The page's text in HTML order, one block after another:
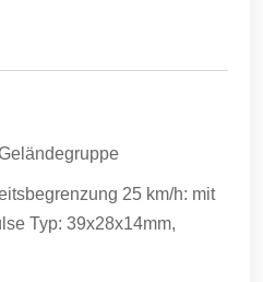
25 km/h: mit
Typ: 39x28x14mm,